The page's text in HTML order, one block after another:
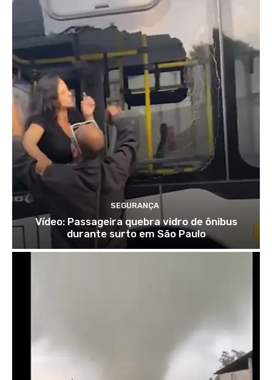
SEGURANÇA
Vídeo: Passageira quebra vidro de ônibus
durante surto em São Paulo